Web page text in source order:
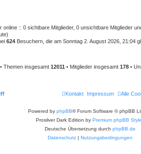
g
online :: 0 sichtbare Mitglieder, 0 unsichtbare Mitglieder
624 Besuchern, die am Sonntag 2. August 2026, 21:04
• Themen insgesamt 12011 • Mitglieder insgesamt 178 •
Alle
Impressum
Kontakt
Powered by phpBB® Forum Software © phpBB
Prosilver Dark Edition by Premium phpBB
Deutsche Übersetzung durch phpBB.de
Datenschutz | Nutzungsbedingungen